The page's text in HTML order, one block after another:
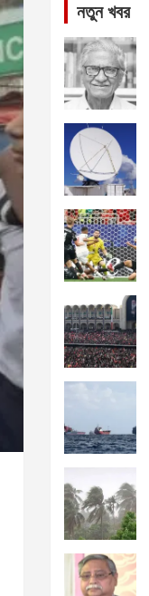
নতুন খবর